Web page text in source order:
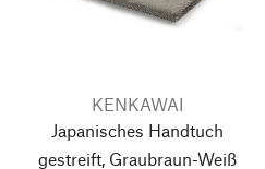
KENKAWAI
Japanisches Handtuch
gestreift, Graubraun-Weiß